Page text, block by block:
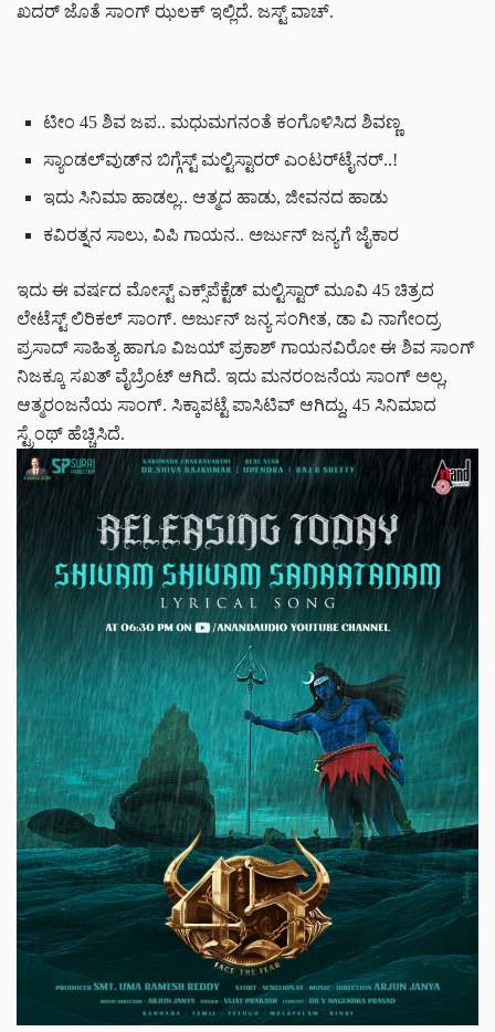
ಖದರ್ ಜೊತೆ ಸಾಂಗ್ ಝಲಕ್ ಇಲ್ಲಿದೆ. ಜಸ್ಟ್ ವಾಚ್.
ಟೀಂ 45 ಶಿವ ಜಪ.. ಮಧುಮಗನಂತೆ ಕಂಗೊಳಿಸಿದ ಶಿವಣ್ಣ
ಸ್ಯಾಂಡಲ್‌ವುಡ್‌‌ನ ಬಿಗ್ಗೆಸ್ಟ್ ಮಲ್ಟಿಸ್ಟಾರರ್ ಎಂಟರ್‌ಟೈನರ್..!
ಇದು ಸಿನಿಮಾ ಹಾಡಲ್ಲ.. ಆತ್ಮದ ಹಾಡು, ಜೀವನದ ಹಾಡು
ಕವಿರತ್ನನ ಸಾಲು, ವಿಪಿ ಗಾಯನ.. ಅರ್ಜುನ್ ಜನ್ಯಗೆ ಜೈಕಾರ
ಇದು ಈ ವರ್ಷದ ಮೋಸ್ಟ್ ಎಕ್ಸ್‌ಪೆಕ್ಟೆಡ್ ಮಲ್ಟಿಸ್ಟಾರ್ ಮೂವಿ 45 ಚಿತ್ರದ
ಲೇಟೆಸ್ಟ್ ಲಿರಿಕಲ್ ಸಾಂಗ್. ಅರ್ಜುನ್ ಜನ್ಯ ಸಂಗೀತ, ಡಾ ವಿ ನಾಗೇಂದ್ರ
ಪ್ರಸಾದ್ ಸಾಹಿತ್ಯ ಹಾಗೂ ವಿಜಯ್ ಪ್ರಕಾಶ್ ಗಾಯನವಿರೋ ಈ ಶಿವ ಸಾಂಗ್
ನಿಜಕ್ಕೂ ಸಖತ್ ವೈಬ್ರೆಂಟ್ ಆಗಿದೆ. ಇದು ಮನರಂಜನೆಯ ಸಾಂಗ್ ಅಲ್ಲ,
ಆತ್ಮರಂಜನೆಯ ಸಾಂಗ್. ಸಿಕ್ಕಾಪಟ್ಟೆ ಪಾಸಿಟಿವ್ ಆಗಿದ್ದು, 45 ಸಿನಿಮಾದ
ಸ್ಟ್ರೆಂಥ್ ಹೆಚ್ಚಿಸಿದೆ.